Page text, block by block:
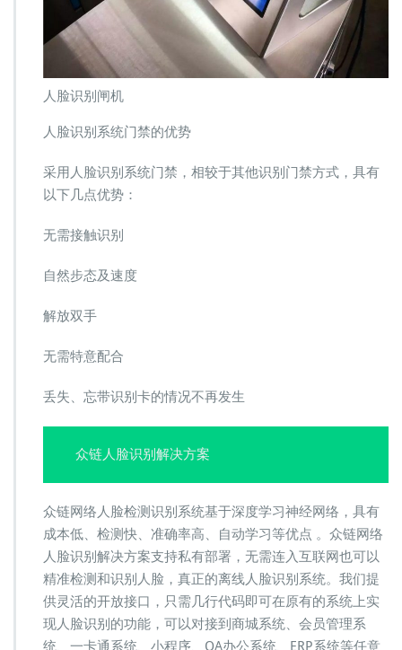
人脸识别闸机
人脸识别系统门禁的优势
采用人脸识别系统门禁，相较于其他识别门禁方式，具有
以下几点优势：
无需接触识别
自然步态及速度
解放双手
无需特意配合
丢失、忘带识别卡的情况不再发生
众链人脸识别解决方案
众链网络人脸检测识别系统基于深度学习神经网络，具有
成本低、检测快、准确率高、自动学习等优点 。众链网络
人脸识别解决方案支持私有部署，无需连入互联网也可以
精准检测和识别人脸，真正的离线人脸识别系统。我们提
供灵活的开放接口，只需几行代码即可在原有的系统上实
现人脸识别的功能，可以对接到商城系统、会员管理系
统、一卡通系统、小程序、OA办公系统、ERP系统等任意